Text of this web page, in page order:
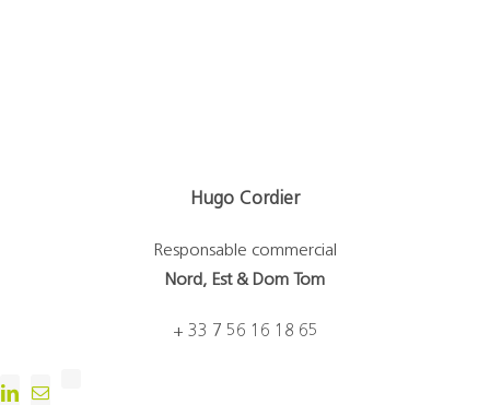
Hugo Cordier
Responsable commercial
Nord, Est & Dom Tom
+ 33 7 56 16 18 65